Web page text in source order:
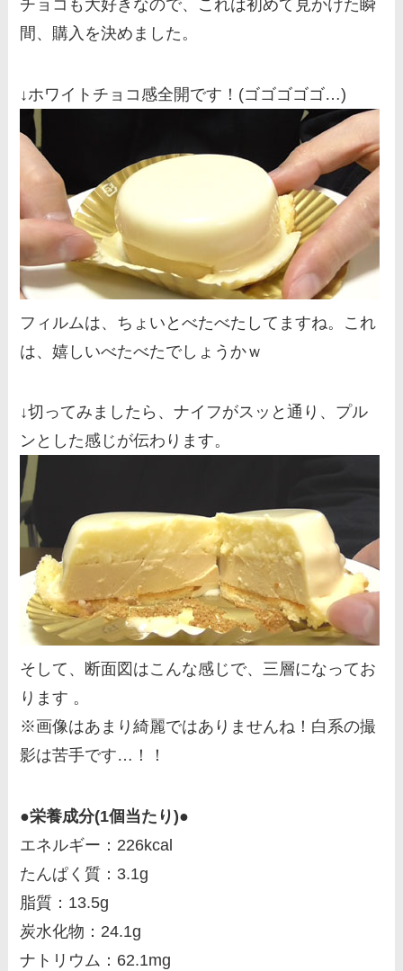
チョコも大好きなので、これは初めて見かけた瞬
間、購入を決めました。
↓ホワイトチョコ感全開です！(ゴゴゴゴゴ…)
フィルムは、ちょいとべたべたしてますね。これ
は、嬉しいべたべたでしょうかｗ
↓切ってみましたら、ナイフがスッと通り、プル
ンとした感じが伝わります。
そして、断面図はこんな感じで、三層になってお
ります 。
※画像はあまり綺麗ではありませんね！白系の撮
影は苦手です…！！
●栄養成分(1個当たり)●
エネルギー：226kcal
たんぱく質：3.1g
脂質：13.5g
炭水化物：24.1g
ナトリウム：62.1mg